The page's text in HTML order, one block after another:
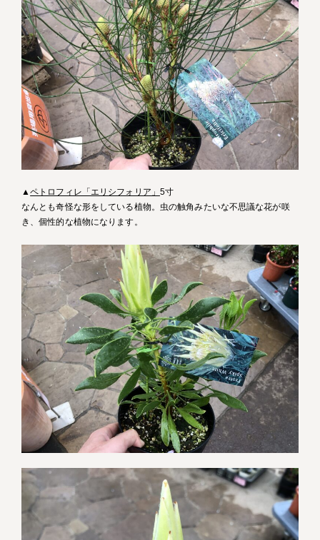
▲ペトロフィレ「エリシフォリア」 5寸
なんとも奇怪な形をしている植物。虫の触角みたいな不思議な花が咲
き、個性的な植物になります。